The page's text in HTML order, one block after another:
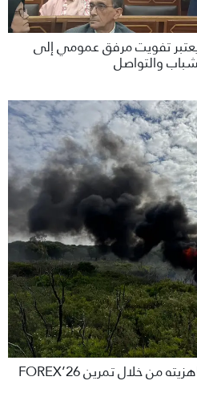
يعتبر تفويت مرفق عمومي إلى
والتواصل
حرائق الغابات.. المغرب يعزز جاهزيته من خلال تمرين FOREX’26